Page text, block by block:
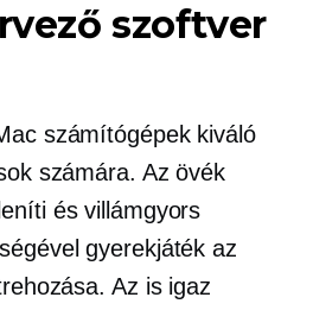
szoftver
számítógépek kiváló
számára. Az övék
ésvillámgyors
gyerekjáték az
Az is igaz